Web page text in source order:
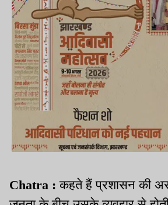
Chatra : कहते हैं प्रशासन की